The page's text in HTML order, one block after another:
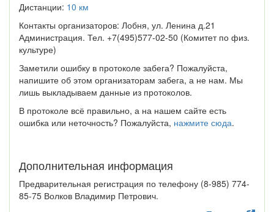
Дистанции: 10 км
Контакты организаторов: Лобня, ул. Ленина д.21
Администрация. Тел. +7(495)577-02-50 (Комитет по физ.
культуре)
Заметили ошибку в протоколе забега? Пожалуйста,
напишите об этом организаторам забега, а не нам. Мы
лишь выкладываем данные из протоколов.
В протоколе всё правильно, а на нашем сайте есть
ошибка или неточность? Пожалуйста, нажмите сюда.
Дополнительная информация
Предварительная регистрация по телефону (8-985) 774-
85-75 Волков Владимир Петрович.